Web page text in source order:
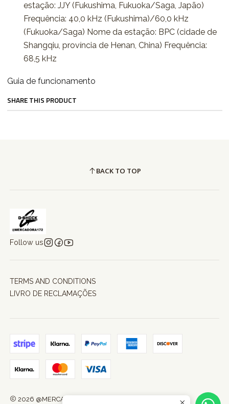
estação: JJY (Fukushima, Fukuoka/Saga, Japão)
Frequência: 40,0 kHz (Fukushima)/60,0 kHz
(Fukuoka/Saga) Nome da estação: BPC (cidade de
Shangqiu, província de Henan, China) Frequência:
68,5 kHz
Guia de funcionamento
SHARE THIS PRODUCT
BACK TO TOP
Follow us
TERMS AND CONDITIONS
LIVRO DE RECLAMAÇÕES
2026 @MERCADORA172.